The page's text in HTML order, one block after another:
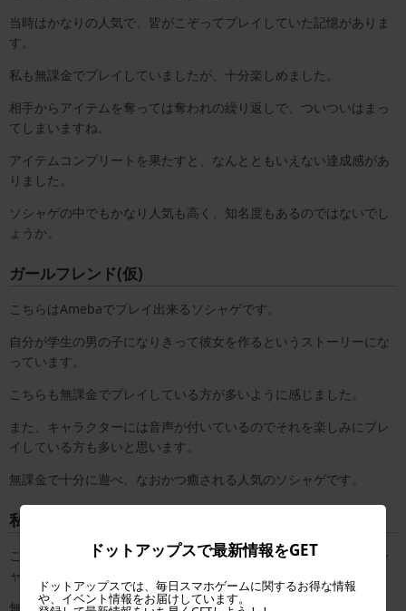
当時はかなりの人気で、皆がこぞってプレイしていた記憶がありま
す。
私も無課金でプレイしていましたが、十分楽しめました。
相手からアイテムを奪っては奪われの繰り返しで、ついついはまっ
てしまいますね。
アイテムコンプリートを果たすと、なんとともいえない達成感があ
りました。
ソシャゲの中でもかなり人気も高く、知名度もあるのではないでし
ょうか。
ガールフレンド(仮)
こちらはAmebaでプレイ出来るソシャゲです。
自分が学生の男の子になりきって彼女を作るというストーリーにな
っています。
こちらも無課金でプレイしている方が多いように感じました。
また、キャラクターには音声が付いているのでそれを楽しみにプレ
イしている方も多いと思います。
無課金で十分に遊べ、なおかつ癒される人気のソシャゲです。
私立ソシャゲ高校
これはゲームそのものがソシャゲというわけではないですが、ソシ
ャゲプレイヤーに嬉しいゲームになっています。
ドットアップスで最新情報をGET
ドットアップスでは、毎日スマホゲームに関するお得な情報
や、イベント情報をお届けしています。